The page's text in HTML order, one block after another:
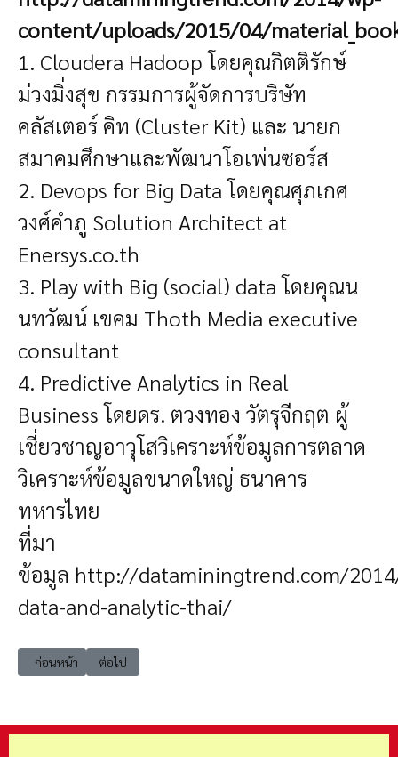
content/uploads/2015/04/
1. Cloudera Hadoop โดยคุณกิตติรักษ์
ม่วงมิ่งสุข กรรมการผู้จัดการบริษัท
คลัสเตอร์ คิท (Cluster Kit) และ นายก
สมาคมศึกษาและพัฒนาโอเพ่นซอร์ส
2. Devops for Big Data โดยคุณศุภเกศ
วงศ์คำภู Solution Architect at
Enersys.co.th
3. Play with Big (social) data โดยคุณน
นทวัฒน์ เขคม Thoth Media executive
consultant
4. Predictive Analytics in Real
Business โดยดร. ตวงทอง วัตรุจีกฤต ผู้
เชี่ยวชาญอาวุโสวิเคราะห์ข้อมูลการตลาด
วิเคราะห์ข้อมูลขนาดใหญ่ ธนาคาร
ทหารไทย
ที่มา
ข้อมูล http://dataminingtrend.com/
data-and-analytic-thai/
เนื้อหาก่อนหน้า: E-Book สมุดพกเตือนสิทธิสำหรับ ผู้เกษียณอายุ (ข้าราชการ)
ก่อนหน้า เนื้อหาถัดไป: E-Book สัญญาต้องเป็นสัญญา หนังสือ ETDA ฉ
ต่อไป